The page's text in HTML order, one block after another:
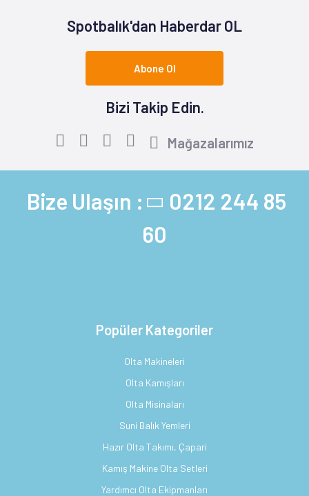
Spotbalık'dan Haberdar OL
Abone Ol
Bizi Takip Edin.
Mağazalarımız
Bize Ulaşın : 0212 244 85
60
Popüler Kategoriler
Olta Makineleri
Olta Kamışları
Olta Misinaları
Suni Balık Yemleri
Hazır Olta Takımı, Çapari
Kamış Makine Olta Setleri
Yardımcı Olta Ekipmanları